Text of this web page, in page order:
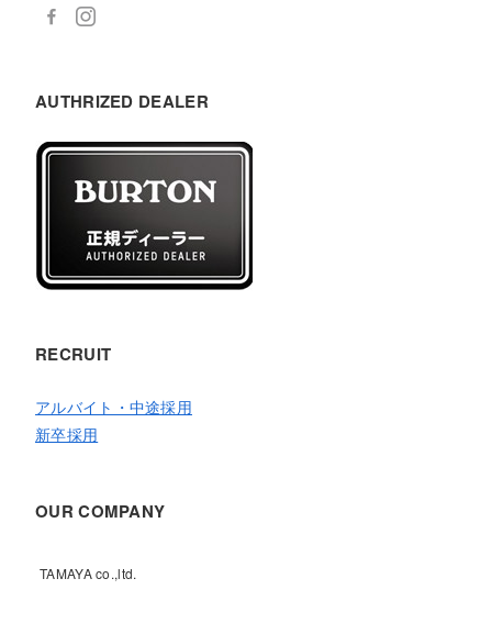
AUTHRIZED DEALER
RECRUIT
アルバイト・中途採用
新卒採用
OUR COMPANY
TAMAYA co.,ltd.